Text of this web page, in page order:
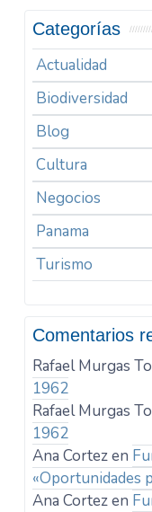
Categorías
Actualidad
Biodiversidad
Blog
Cultura
Negocios
Panama
Turismo
Comentarios
Rafael Murgas
1962
Rafael Murgas
1962
Ana Cortezen
«Oportunidades
Ana Cortezen